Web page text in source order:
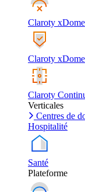
Claroty xDome
Claroty
Claroty
Verticales
Centres de
Hospitalité
Santé
Plateforme